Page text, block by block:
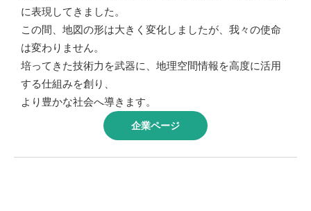
に表現してきました。
この間、地図の形は大きく変化しましたが、我々の使命
は変わりません。
培ってきた技術力を武器に、地理空間情報を高度に活用
する仕組みを創り、
より豊かな社会へ導きます。
企業ページ